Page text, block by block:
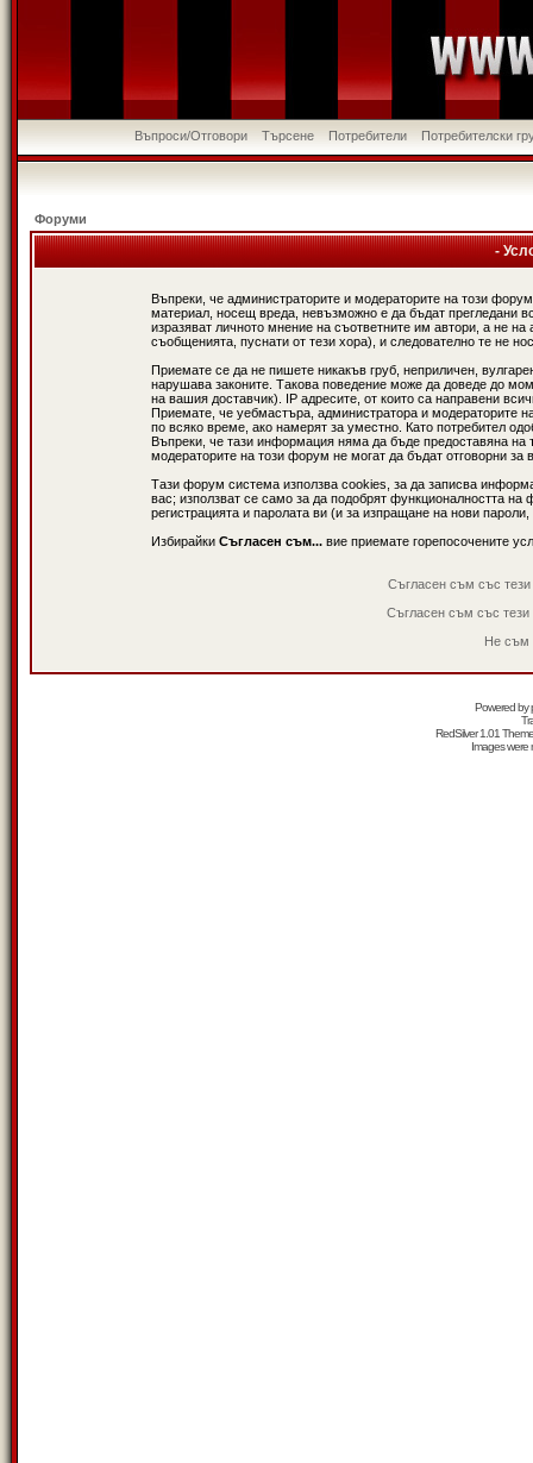
Въпроси/Отговори Търсене Потребители Потребителски
Форуми
-
Въпреки, че администраторите и модераторите на този
материал, носещ вреда, невъзможно е да бъдат прегледани
изразяват личното мнение на съответните им автори, а не
съобщенията, пуснати от тези хора), и следователно те не
Приемате се да не пишете никакъв груб, неприличен,
нарушава законите. Такова поведение може да доведе до
на вашия доставчик). IP адресите, от които са направени
Приемате, че уебмастъра, администратора и модераторите
по всяко време, ако намерят за уместно. Като потребител
Въпреки, че тази информация няма да бъде предоставяна
модераторите на този форум не могат да бъдат отговорни за
Тази форум система използва cookies, за да записва
вас; използват се само за да подобрят функционалността
регистрацията и паролата ви (и за изпращане на нови
Избирайки Съгласен съм... вие приемате горепосочените
Съгласен съм със
Съгласен съм със
Не съм
Powered by
RedSilver 1.01
Images were